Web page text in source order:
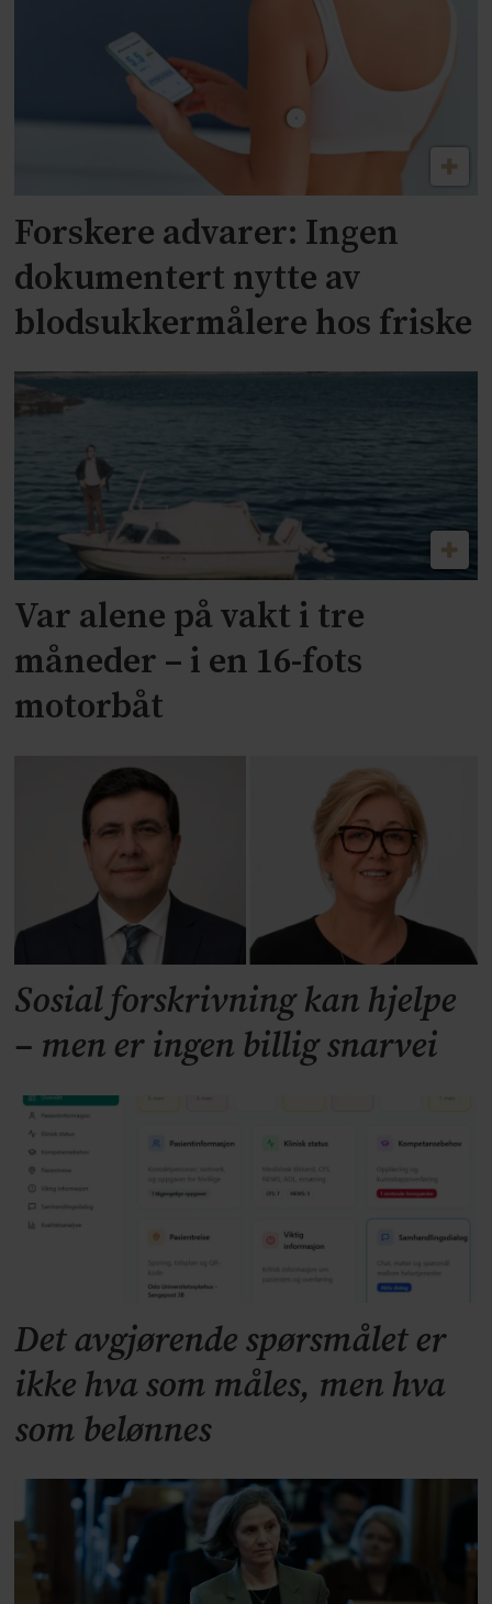
Forskere advarer: Ingen
dokumentert nytte av
blodsukkermålere hos friske
Var alene på vakt i tre
måneder – i en 16-fots
motorbåt
Sosial forskrivning kan hjelpe
– men er ingen billig snarvei
Det avgjørende spørsmålet er
ikke hva som måles, men hva
som belønnes